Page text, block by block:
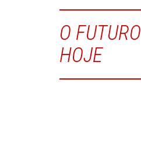
O FUTURO
HOJE